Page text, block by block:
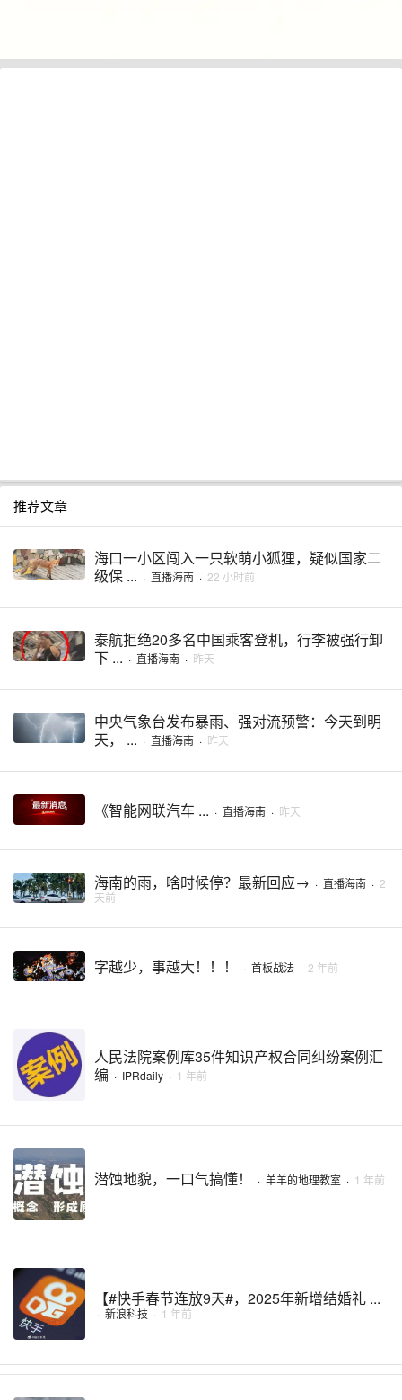
推荐文章
海口一小区闯入一只软萌小狐狸，疑似国家二
级保 ... · 直播海南 · 22 小时前
泰航拒绝20多名中国乘客登机，行李被强行卸
下 ... · 直播海南 · 昨天
中央气象台发布暴雨、强对流预警：今天到明
天， ... · 直播海南 · 昨天
《智能网联汽车 ... · 直播海南 · 昨天
海南的雨，啥时候停？最新回应→ · 直播海南 · 2
天前
字越少，事越大！！！ · 首板战法 · 2 年前
人民法院案例库35件知识产权合同纠纷案例汇
编 · IPRdaily · 1 年前
潜蚀地貌，一口气搞懂！ · 羊羊的地理教室 · 1 年前
【#快手春节连放9天#，2025年新增结婚礼 ...
· 新浪科技 · 1 年前